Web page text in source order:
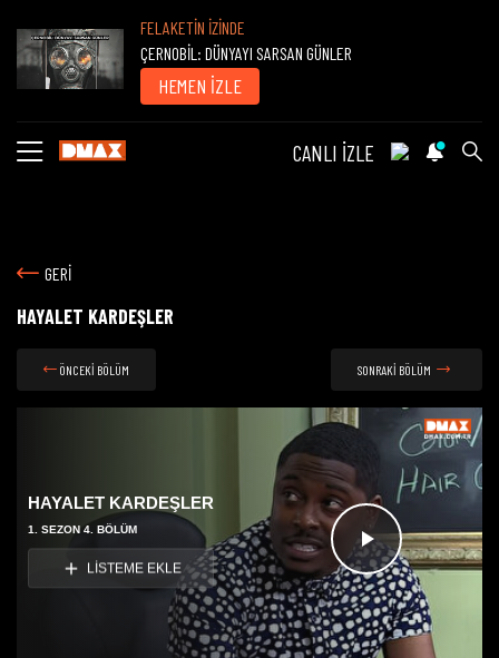
FELAKETİN İZİNDE
ÇERNOBİL: DÜNYAYI SARSAN GÜNLER
HEMEN İZLE
CANLI İZLE
GERİ
HAYALET KARDEŞLER
ÖNCEKİ BÖLÜM SONRAKİ BÖLÜM
Videoyu
Oynat
HAYALET KARDEŞLER
1. SEZON 4. BÖLÜM
LİSTEME EKLE